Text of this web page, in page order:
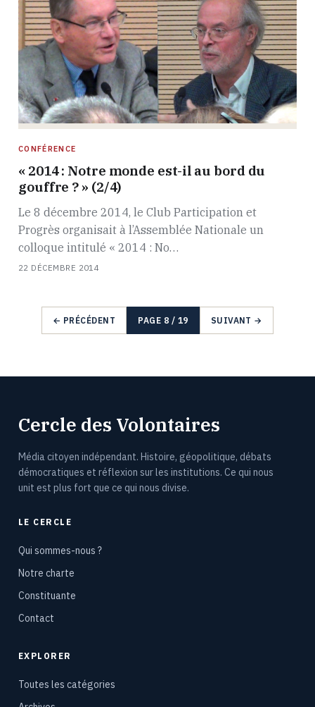
CONFÉRENCE
« 2014 : Notre monde est-il au bord du
gouffre ? » (2/4)
Le 8 décembre 2014, le Club Participation et
Progrès organisait à l’Assemblée Nationale un
colloque intitulé « 2014 : No…
22 DÉCEMBRE 2014
← PRÉCÉDENT PAGE 8 / 19 SUIVANT →
Cercle des Volontaires
Média citoyen indépendant. Histoire, géopolitique, débats
démocratiques et réflexion sur les institutions. Ce qui nous
unit est plus fort que ce qui nous divise.
LE CERCLE
Qui sommes-nous ?
Notre charte
Constituante
Contact
EXPLORER
Toutes les catégories